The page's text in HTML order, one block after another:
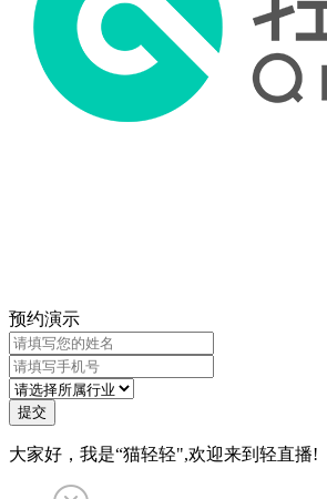
预约演示
提交
大家好，我是“猫轻轻",欢迎来到轻直播!